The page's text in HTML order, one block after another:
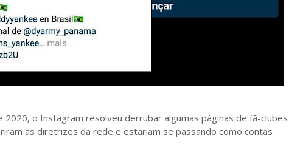
o Instagram resolveu derrubar algumas páginas de fã-clubes
as diretrizes da rede e estariam se passando como contas